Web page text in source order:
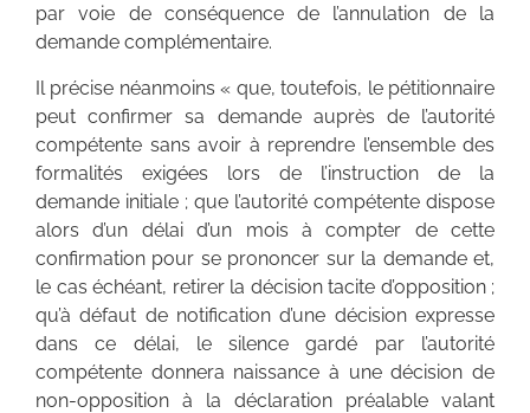
par voie de conséquence de l’annulation de la
demande complémentaire.
Il précise néanmoins « que, toutefois, le pétitionnaire
peut confirmer sa demande auprès de l’autorité
compétente sans avoir à reprendre l’ensemble des
formalités exigées lors de l’instruction de la
demande initiale ; que l’autorité compétente dispose
alors d’un délai d’un mois à compter de cette
confirmation pour se prononcer sur la demande et,
le cas échéant, retirer la décision tacite d’opposition ;
qu’à défaut de notification d’une décision expresse
dans ce délai, le silence gardé par l’autorité
compétente donnera naissance à une décision de
non-opposition à la déclaration préalable valant